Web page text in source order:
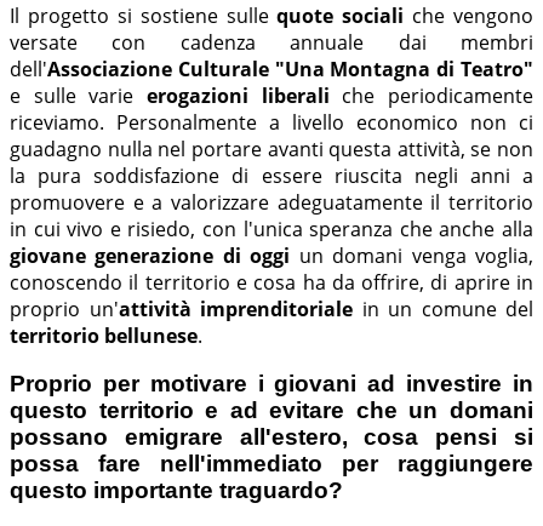
Il progetto si sostiene sullequote sociali che vengono
versate con cadenza annuale dai membri
dell'Associazione Culturale "Una Montagna di Teatro"
e sulle varie erogazioni liberali che periodicamente
riceviamo. Personalmente a livello economico non ci
guadagno nulla nel portare avanti questa attività, se non
la pura soddisfazione di essere riuscita negli anni a
promuovere e a valorizzare adeguatamente il territorio
in cui vivo e risiedo, con l'unica speranza che anche alla
giovane generazione di oggi un domani venga voglia,
conoscendo il territorio e cosa ha da offrire, di aprire in
proprio un'attività imprenditoriale in un comune del
territorio bellunese.
Proprio per motivare i giovani ad investire in
questo territorio e ad evitare che un domani
possano emigrare all'estero, cosa pensi si
possa fare nell'immediato per raggiungere
questo importante traguardo?